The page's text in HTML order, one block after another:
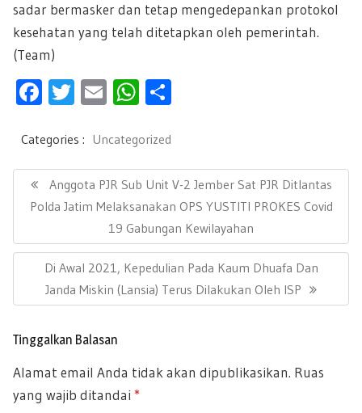
sadar bermasker dan tetap mengedepankan protokol
kesehatan yang telah ditetapkan oleh pemerintah.
(Team)
F
e
b
oo
k
T
tt
er
E
ail
W
at
s
A
p
p
e
Categories : Uncategorized
a
p
s
P
R
V
I
O
S
O
S
Anggota PJR Sub Unit V-2 Jember Sat PJR Ditlantas
Polda Jatim Melaksanakan OPS YUSTITI PROKES Covid
19 Gabungan Kewilayahan
N
E
X
O
S
Di Awal 2021, Kepedulian Pada Kaum Dhuafa Dan
Janda Miskin (Lansia) Terus Dilakukan Oleh ISP
Tinggalkan Balasan
Alamat email Anda tidak akan dipublikasikan. Ruas
yang wajib ditandai *